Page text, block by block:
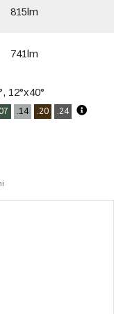
815lm
741lm
12°x40°
.14 .20 .24